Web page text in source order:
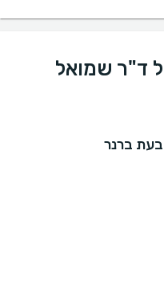
ד"ר שמואל
ברנר